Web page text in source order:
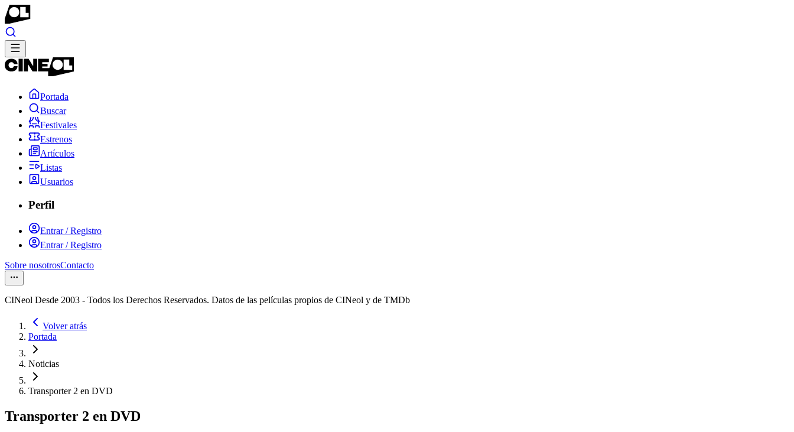
Portada
Buscar
Festivales
Estrenos
Artículos
Listas
Usuarios
Perfil
Entrar / Registro
Entrar / Registro
Sobre nosotrosContacto
CINeol Desde 2003 - Todos los Derechos Reservados. Datos de las películas propios de CINeol y de TMDb
Volver atrás
Portada
Noticias
Transporter 2 en DVD
Transporter 2 en DVD